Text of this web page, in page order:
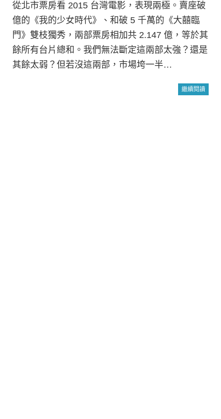
從北市票房看 2015 台灣電影，表現兩極。賣座破
億的《我的少女時代》、和破 5 千萬的《大囍臨
門》雙枝獨秀，兩部票房相加共 2.147 億，等於其
餘所有台片總和。我們無法斷定這兩部太強？還是
其餘太弱？但若沒這兩部，市場垮一半…
繼續閱讀